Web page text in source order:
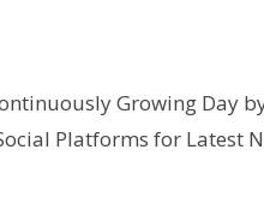
Growing Day
Platforms for Latest